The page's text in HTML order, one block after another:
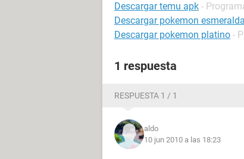
Descargar temu apk -
Descargar pokemon esmeralda
Descargar pokemon platino -
1 respuesta
RESPUESTA 1 / 1
aldo
10 jun 2010 a las 18:23